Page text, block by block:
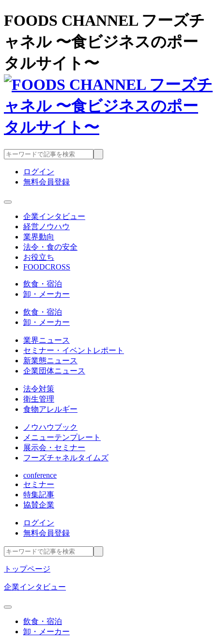
FOODS CHANNEL フーズチ
ャネル 〜食ビジネスのポー
タルサイト〜
ログイン
無料会員登録
企業インタビュー
経営ノウハウ
業界動向
法令・食の安全
お役立ち
FOODCROSS
飲食・宿泊
卸・メーカー
飲食・宿泊
卸・メーカー
業界ニュース
セミナー・イベントレポート
新業態ニュース
企業団体ニュース
法令対策
衛生管理
食物アレルギー
ノウハウブック
メニューテンプレート
展示会・セミナー
フーズチャネルタイムズ
conference
セミナー
特集記事
協賛企業
ログイン
無料会員登録
トップページ
企業インタビュー
飲食・宿泊
卸・メーカー